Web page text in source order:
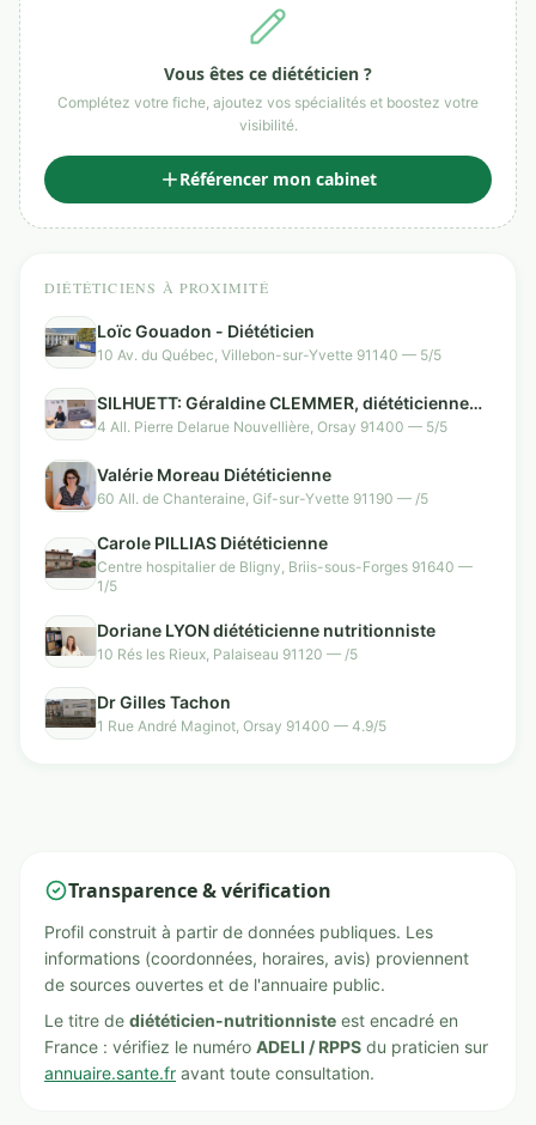
Vous êtes ce diététicien ?
Complétez votre fiche, ajoutez vos spécialités et boostez votre
visibilité.
Référencer mon cabinet
DIÉTÉTICIENS À PROXIMITÉ
Loïc Gouadon - Diététicien
10 Av. du Québec, Villebon-sur-Yvette 91140 — 5/5
SILHUETT: Géraldine CLEMMER, diététicienne
nutritionniste, cryolipolyse
4 All. Pierre Delarue Nouvellière, Orsay 91400 — 5/5
Valérie Moreau Diététicienne
60 All. de Chanteraine, Gif-sur-Yvette 91190 — /5
Carole PILLIAS Diététicienne
Centre hospitalier de Bligny, Briis-sous-Forges 91640 —
1/5
Doriane LYON diététicienne nutritionniste
10 Rés les Rieux, Palaiseau 91120 — /5
Dr Gilles Tachon
1 Rue André Maginot, Orsay 91400 — 4.9/5
Transparence & vérification
Profil construit à partir de données publiques. Les
informations (coordonnées, horaires, avis) proviennent
de sources ouvertes et de l'annuaire public.
Le titre de diététicien-nutritionniste est encadré en
France : vérifiez le numéro ADELI / RPPS du praticien sur
annuaire.sante.fr avant toute consultation.